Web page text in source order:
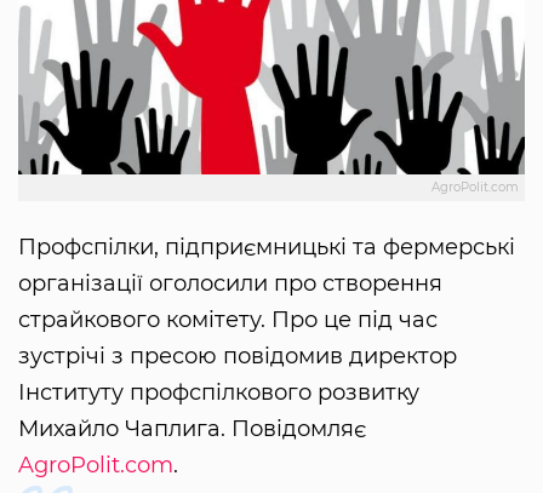
AgroPolit.com
Профспілки, підприємницькі та фермерські
організації оголосили про створення
страйкового комітету. Про це під час
зустрічі з пресою повідомив директор
Інституту профспілкового розвитку
Михайло Чаплига. Повідомляє
AgroPolit.com.